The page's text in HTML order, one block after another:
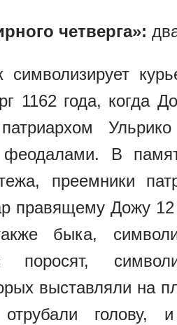
четверга»:
символизирует
1162 года, когда
феодалами. В
преемники
правящему Дожу
быка,
поросят,
выставляли на
голову,